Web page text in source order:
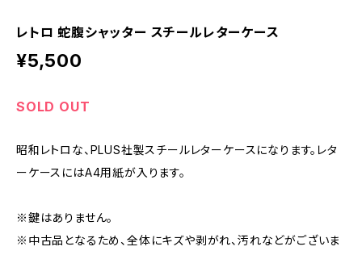
レトロ 蛇腹シャッター スチールレターケース
¥5,500
SOLD OUT
昭和レトロな、PLUS社製スチールレターケースになります。レタ
ーケースにはA4用紙が入ります。
※鍵はありません。
※中古品となるため、全体にキズや剥がれ、汚れなどがございま